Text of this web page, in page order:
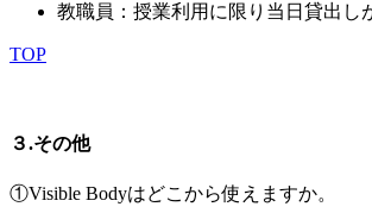
教職員：授業利用に限り当日貸出し
TOP
３.その他
①Visible Bodyはどこから使えますか。